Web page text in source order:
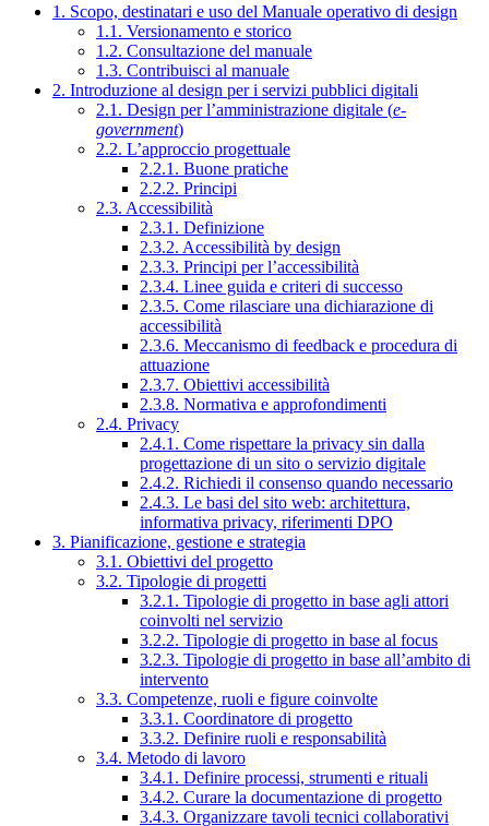
1. Scopo, destinatari e uso del Manuale operativo di design
1.1. Versionamento e storico
1.2. Consultazione del manuale
1.3. Contribuisci al manuale
2. Introduzione al design per i servizi pubblici digitali
2.1. Design per l’amministrazione digitale (e-
government)
2.2. L’approccio progettuale
2.2.1. Buone pratiche
2.2.2. Principi
2.3. Accessibilità
2.3.1. Definizione
2.3.2. Accessibilità by design
2.3.3. Principi per l’accessibilità
2.3.4. Linee guida e criteri di successo
2.3.5. Come rilasciare una dichiarazione di
accessibilità
2.3.6. Meccanismo di feedback e procedura di
attuazione
2.3.7. Obiettivi accessibilità
2.3.8. Normativa e approfondimenti
2.4. Privacy
2.4.1. Come rispettare la privacy sin dalla
progettazione di un sito o servizio digitale
2.4.2. Richiedi il consenso quando necessario
2.4.3. Le basi del sito web: architettura,
informativa privacy, riferimenti DPO
3. Pianificazione, gestione e strategia
3.1. Obiettivi del progetto
3.2. Tipologie di progetti
3.2.1. Tipologie di progetto in base agli attori
coinvolti nel servizio
3.2.2. Tipologie di progetto in base al focus
3.2.3. Tipologie di progetto in base all’ambito di
intervento
3.3. Competenze, ruoli e figure coinvolte
3.3.1. Coordinatore di progetto
3.3.2. Definire ruoli e responsabilità
3.4. Metodo di lavoro
3.4.1. Definire processi, strumenti e rituali
3.4.2. Curare la documentazione di progetto
3.4.3. Organizzare tavoli tecnici collaborativi